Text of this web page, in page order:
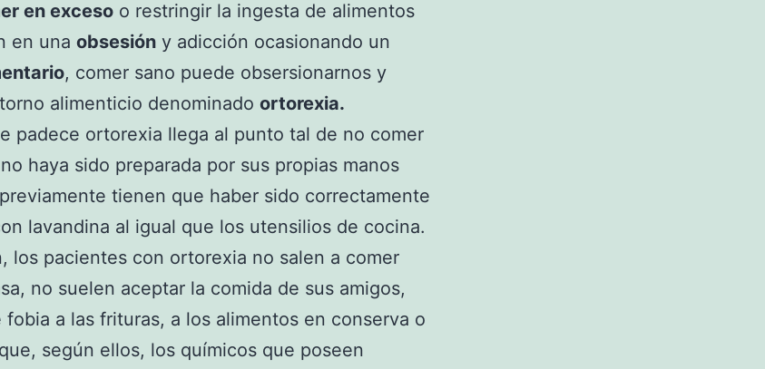
en exceso o restringir la ingesta de alimentos
en una obsesión y adicción ocasionando un
, comer sano puede obsersionarnos y
alimenticio denominado ortorexia.
padece ortorexia llega al punto tal de no comer
haya sido preparada por sus propias manos
tienen que haber sido correctamente
lavandina al igual que los utensilios de cocina.
los pacientes con ortorexia no salen a comer
no suelen aceptar la comida de sus amigos,
a las frituras, a los alimentos en conserva o
según ellos, los químicos que poseen